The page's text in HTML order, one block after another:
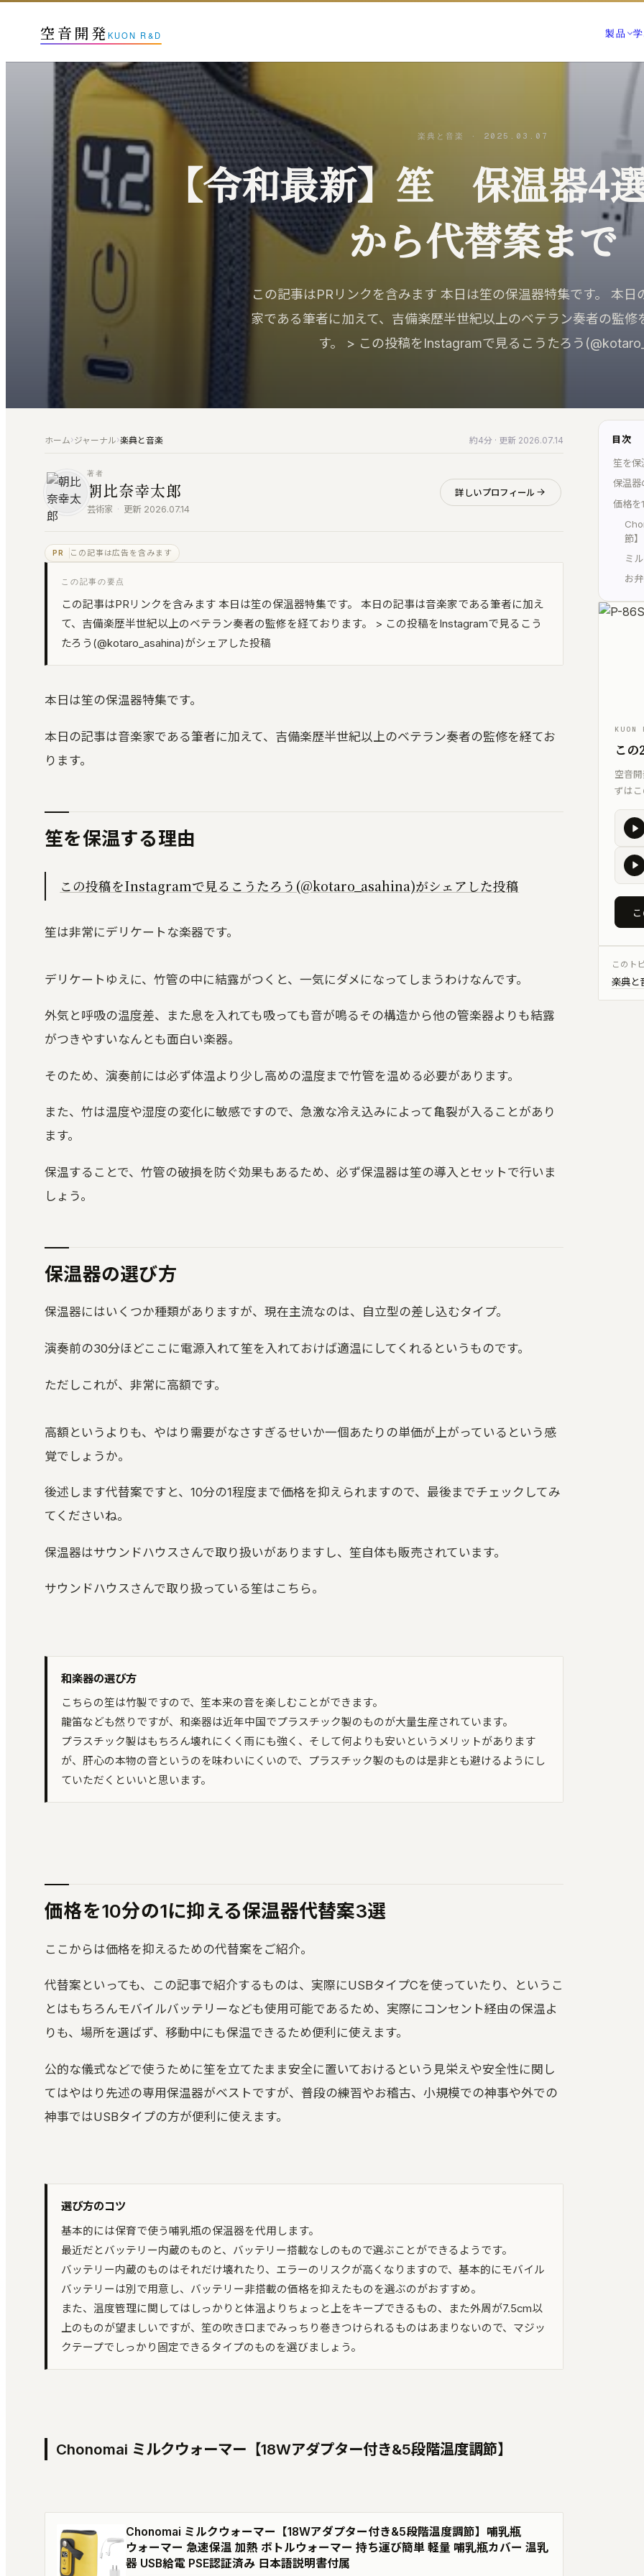
空音開発KUON R&D 製品
DAR・LESSON RECORDER
03 整える
最良の一本にする｜MONTAGE
ANALYZER・INTONATION
04 残す
すべての製品
音楽家のための、洗練されたツ
KUON DAR
マスタリング・ベンチ｜編集・
空間オーディオ｜配置・動きを
KUON SPATIAL
位相整合｜スポットを整え、立体
KUON ANALYZER
KUON MONTAGE
クラシックのテイク編集｜いち
KUON MAXIMIZER
帯域別マキシマイザー｜音を大
ピアノ調律｜ブラウザで精密チ
合言葉方式のチーム編集｜3 人と
おりに
録音技術
マイクの立て方と楽器別
部屋と音響
残響・反射・測定・ルー
マイク・レコーダー・イ
仕上げ
編集・マスタリング・
音響工学
測定・解析・電子回路
読んでも分からないこと
は生成しません
KUON NOTE
楽譜が貼れるノート｜
アナログ
オープンリール・レス
楽典と音楽 · 2025.03.07
【令和最新】笙 保温器4
から代替案まで
この記事はPRリンクを含みます 本日は笙の保温器特集です。 本日
家である筆者に加えて、吉備楽歴半世紀以上のベテラン奏者の監修
す。 > この投稿をInstagramで見るこうたろう(@kotaro_
ホーム›ジャーナル›楽典と音楽 約4分 · 更新 2026.07.14
著者
朝比奈幸太郎
芸術家 · 更新 2026.07.14
詳しいプロフィール
PR この記事は広告を含みます
この記事の要点
この記事はPRリンクを含みます 本日は笙の保温器特集です。 本日の記事は音楽家である筆者に加え
て、吉備楽歴半世紀以上のベテラン奏者の監修を経ております。 > この投稿をInstagramで見るこう
たろう(@kotaro_asahina)がシェアした投稿
本日は笙の保温器特集です。
本日の記事は音楽家である筆者に加えて、吉備楽歴半世紀以上のベテラン奏者の監修を経てお
ります。
笙を保温する理由
この投稿をInstagramで見る こうたろう(@kotaro_asahina)がシェアした投稿
笙は非常にデリケートな楽器です。
デリケートゆえに、竹管の中に結露がつくと、一気にダメになってしまうわけなんです。
外気と呼吸の温度差、また息を入れても吸っても音が鳴るその構造から他の管楽器よりも結露
がつきやすいなんとも面白い楽器。
そのため、演奏前には必ず体温より少し高めの温度まで竹管を温める必要があります。
また、竹は温度や湿度の変化に敏感ですので、急激な冷え込みによって亀裂が入ることがあり
ます。
保温することで、竹管の破損を防ぐ効果もあるため、必ず保温器は笙の導入とセットで行いま
しょう。
保温器の選び方
保温器にはいくつか種類がありますが、現在主流なのは、自立型の差し込むタイプ。
演奏前の30分ほどここに電源入れて笙を入れておけば適温にしてくれるというものです。
ただしこれが、非常に高額です。
高額というよりも、やはり需要がなさすぎるせいか一個あたりの単価が上がっているという感
覚でしょうか。
後述します代替案ですと、10分の1程度まで価格を抑えられますので、最後までチェックしてみ
てくださいね。
保温器はサウンドハウスさんで取り扱いがありますし、笙自体も販売されています。
サウンドハウスさんで取り扱っている笙はこちら。
和楽器の選び方
こちらの笙は竹製ですので、笙本来の音を楽しむことができます。
龍笛なども然りですが、和楽器は近年中国でプラスチック製のものが大量生産されています。
プラスチック製はもちろん壊れにくく雨にも強く、そして何よりも安いというメリットがあります
が、肝心の本物の音というのを味わいにくいので、プラスチック製のものは是非とも避けるようにし
ていただくといいと思います。
価格を10分の1に抑える保温器代替案3選
ここからは価格を抑えるための代替案をご紹介。
代替案といっても、この記事で紹介するものは、実際にUSBタイプCを使っていたり、というこ
とはもちろんモバイルバッテリーなども使用可能であるため、実際にコンセント経由の保温よ
りも、場所を選ばず、移動中にも保温できるため便利に使えます。
公的な儀式などで使うために笙を立てたまま安全に置いておけるという見栄えや安全性に関し
てはやはり先述の専用保温器がベストですが、普段の練習やお稽古、小規模での神事や外での
神事ではUSBタイプの方が便利に使えます。
選び方のコツ
基本的には保育で使う哺乳瓶の保温器を代用します。
最近だとバッテリー内蔵のものと、バッテリー搭載なしのもので選ぶことができるようです。
バッテリー内蔵のものはそれだけ壊れたり、エラーのリスクが高くなりますので、基本的にモバイル
バッテリーは別で用意し、バッテリー非搭載の価格を抑えたものを選ぶのがおすすめ。
また、温度管理に関してはしっかりと体温よりちょっと上をキープできるもの、また外周が7.5cm以
上のものが望ましいですが、笙の吹き口までみっちり巻きつけられるものはあまりないので、マジッ
クテープでしっかり固定できるタイプのものを選びましょう。
Chonomai ミルクウォーマー【18Wアダプター付き&5段階温度調節】
Chonomai ミルクウォーマー【18Wアダプター付き&5段階温度調節】哺乳瓶
ウォーマー 急速保温 加熱 ボトルウォーマー 持ち運び簡単 軽量 哺乳瓶カバー 温乳
器 USB給電 PSE認証済み 日本語説明書付属
目次
笙を保
保温器
価格を
節】
ミ
お
KUON
こ
空音
ずはこ
このト
楽典と